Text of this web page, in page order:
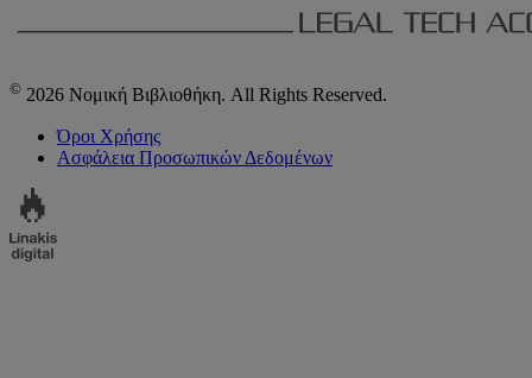
© 2026 Νομική Βιβλιοθήκη. All Rights Reserved.
Όροι Χρήσης
Ασφάλεια Προσωπικών Δεδομένων